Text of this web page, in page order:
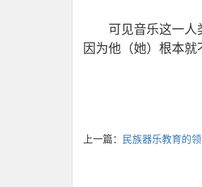
可见音乐这一人类
因为他（她）根本就
上一篇： 民族器乐教育的